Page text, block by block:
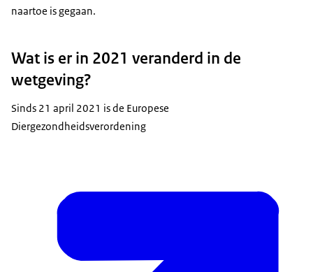
naartoe is gegaan.
Wat is er in 2021 veranderd in de
wetgeving?
Sinds 21 april 2021 is de Europese
Diergezondheidsverordening